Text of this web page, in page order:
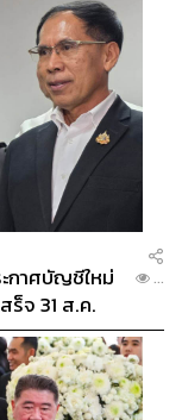
กาศบัญชีใหม่
ร็จ 31 ส.ค.
...